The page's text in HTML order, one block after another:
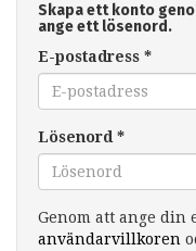
Skapa ett konto
ange ett lösenord.
E-postadress *
Lösenord *
Genom att ange din
användarvillkoren